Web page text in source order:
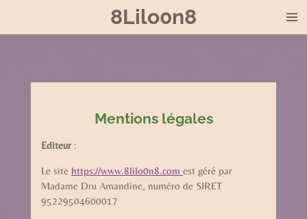
8Lilo0n8
Mentions légales
Editeur :
Le site https://www.8lilo0n8.com est géré par
Madame Dru Amandine, numéro de SIRET
95229504600017